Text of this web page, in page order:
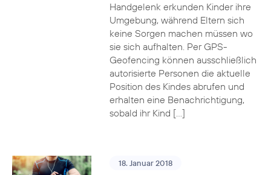
Handgelenk erkunden Kinder ihre
Umgebung, während Eltern sich
keine Sorgen machen müssen wo
sie sich aufhalten. Per GPS-
Geofencing können ausschließlich
autorisierte Personen die aktuelle
Position des Kindes abrufen und
erhalten eine Benachrichtigung,
sobald ihr Kind […]
18. Januar 2018